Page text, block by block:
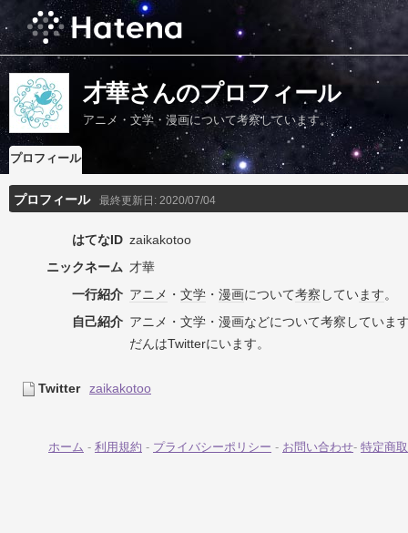
才華さんのプロフィール
アニメ・文学・漫画について考察しています。
プロフィール
プロフィール 最終更新日: 2020/07/04
はてなID zaikakotoo
ニックネーム 才華
一行紹介 アニメ ・ 文学 ・ 漫画について考察 しています。
自己紹介 アニメ・文学・漫画などについて考察していま
だんはTwitterにいます。
Twitter zaikakotoo
ホーム - 利用規約 - プライバシーポリシー - お問い合わせ- 特定商